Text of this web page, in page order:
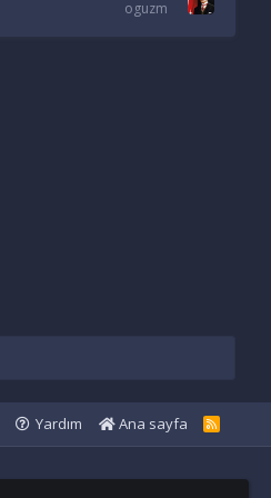
oguzm
Yardım Ana sayfa
R